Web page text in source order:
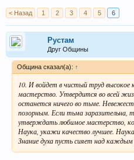
< Назад 1 2 3 4 5 6
Рустам
Друг Общины
Община сказал(а): ↑
10. И войдет в чистый труд высокое
мастерство. Утвердится во всей
останется ничего во тьме.
позорным. Если тьма заразительна,
утверждать любимое мастерство,
Наука, укажи качество лучшее.
Знание духа пусть сияет над